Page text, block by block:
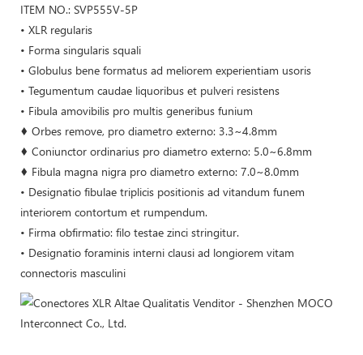
ITEM NO.: SVP555V-5P
• XLR regularis
• Forma singularis squali
• Globulus bene formatus ad meliorem experientiam usoris
• Tegumentum caudae liquoribus et pulveri resistens
• Fibula amovibilis pro multis generibus funium
♦ Orbes remove, pro diametro externo: 3.3~4.8mm
♦ Coniunctor ordinarius pro diametro externo: 5.0~6.8mm
♦ Fibula magna nigra pro diametro externo: 7.0~8.0mm
• Designatio fibulae triplicis positionis ad vitandum funem
interiorem contortum et rumpendum.
• Firma obfirmatio: filo testae zinci stringitur.
• Designatio foraminis interni clausi ad longiorem vitam
connectoris masculini